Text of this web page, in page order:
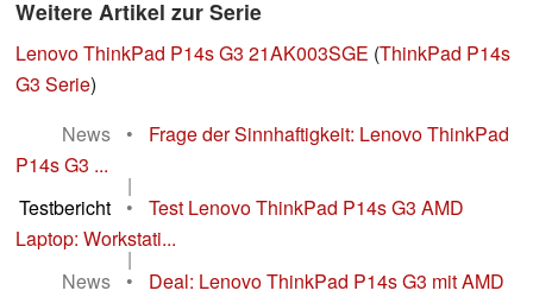
Weitere Artikel zur Serie
Lenovo ThinkPad P14s G3 21AK003SGE (ThinkPad P14s
G3 Serie)
News
•
Frage der Sinnhaftigkeit: Lenovo ThinkPad
P14s G3 ...
|
Testbericht
•
Test Lenovo ThinkPad P14s G3 AMD
Laptop: Workstati...
|
News
•
Deal: Lenovo ThinkPad P14s G3 mit AMD